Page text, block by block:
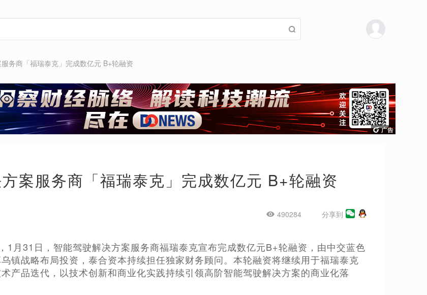
务商「福瑞泰克」完成数亿元 B+轮融资
案服务商「福瑞泰克」完成数亿元 B+轮融资
490284 分享到
1月31日，智能驾驶解决方案服务商福瑞泰克宣布完成数亿元B+轮融资，由中交蓝色
镇战略布局投资，泰合资本持续担任独家财务顾问。本轮融资将继续用于福瑞泰克
产品迭代，以技术创新和商业化实践持续引领高阶智能驾驶解决方案的商业化落